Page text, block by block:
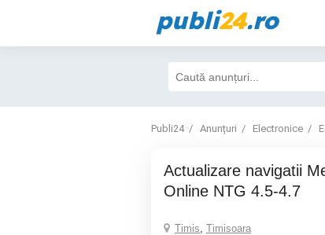
publi24.ro
Publi24 Anunțuri Electronice
Actualizare navigatii Mercedes Comand
Online NTG 4.5-4.7
Timis, Timisoara